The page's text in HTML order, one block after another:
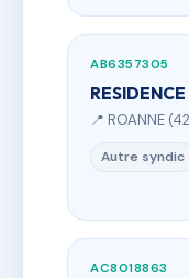
AB6357305
📍 ROANNE
Autre syndic
AC8018863